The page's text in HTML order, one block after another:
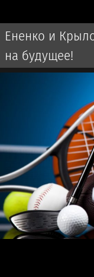
Ененко и
на будущее!